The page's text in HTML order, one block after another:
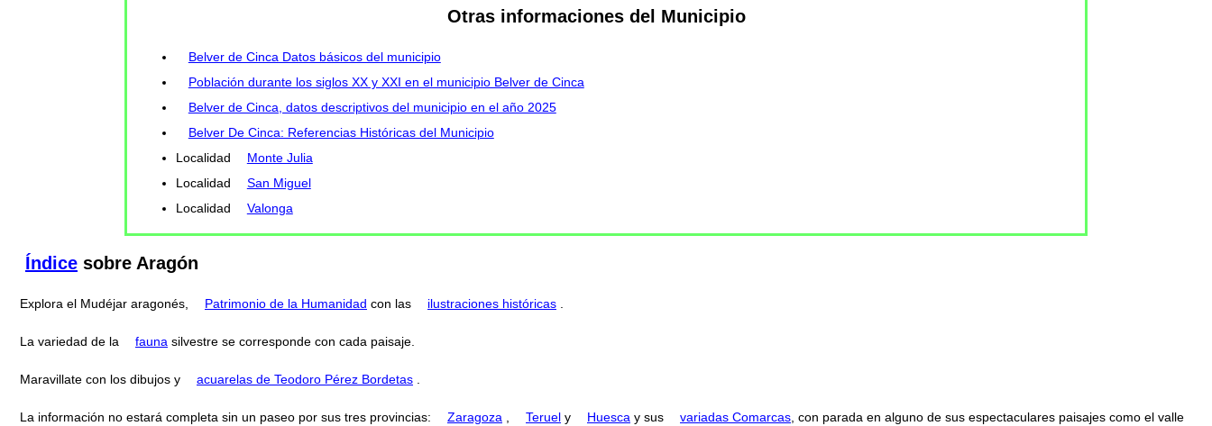
Otras informaciones del Municipio
Belver de Cinca Datos básicos del municipio
Población durante los siglos XX y XXI en el municipio Belver de Cinca
Belver de Cinca, datos descriptivos del municipio en el año 2025
Belver De Cinca: Referencias Históricas del Municipio
Localidad
Monte Julia
Localidad
San Miguel
Localidad
Valonga
Índice sobre Aragón
Explora el Mudéjar aragonés, Patrimonio de la Humanidad con las ilustraciones históricas
La variedad de la fauna silvestre se corresponde con cada paisaje.
Maravillate con los dibujos y acuarelas de Teodoro Pérez Bordetas
La información no estará completa sin un paseo por sus tres provincias: Zaragoza Teruel y Huesca y sus variadas Comarcas , con parada en alguno de sus espectaculares paisajes como el valle